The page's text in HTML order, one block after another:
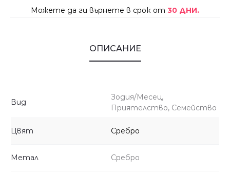
Можете да ги върнете в срок от 30 ДНИ.
ОПИСАНИЕ
Вид
Зодия/Месец,
Приятелство, Семейство
Цвят Сребро
Метал Сребро